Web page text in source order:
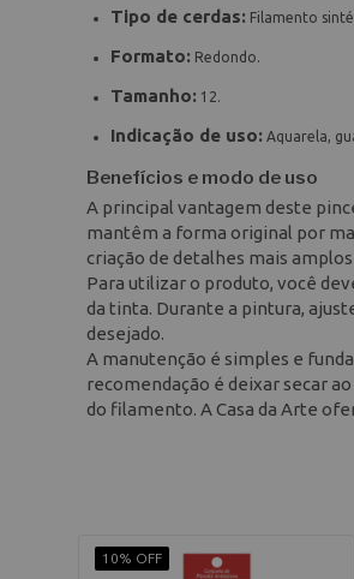
Tipo de cerdas: Filamento
Formato: Redondo.
Tamanho: 12.
Indicação de uso: Aquarela,
Benefícios e modo de uso
A principal vantagem deste
mantêm a forma original por
criação de detalhes mais
Para utilizar o produto, você
da tinta. Durante a pintura,
desejado.
A manutenção é simples e
recomendação é deixar secar
do filamento. A Casa da Arte
10% OFF